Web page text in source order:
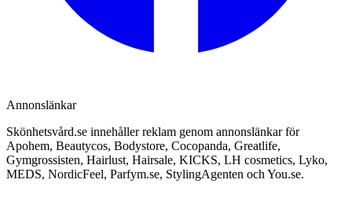
Annonslänkar
Skönhetsvård.se innehåller reklam genom annonslänkar för
Apohem, Beautycos, Bodystore, Cocopanda, Greatlife,
Gymgrossisten, Hairlust, Hairsale, KICKS, LH cosmetics, Lyko,
MEDS, NordicFeel, Parfym.se, StylingAgenten och You.se.